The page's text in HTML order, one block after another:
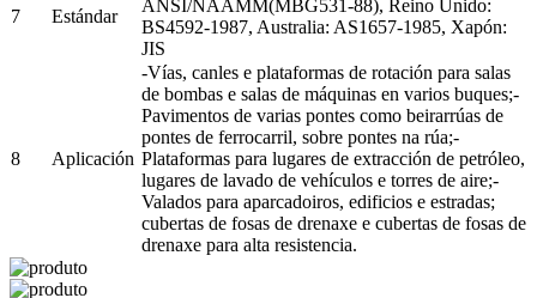
7 Estándar
ANSI/NAAMM(MBG531-88), Reino Unido:
BS4592-1987, Australia: AS1657-1985, Xapón:
JIS
8 Aplicación
-Vías, canles e plataformas de rotación para salas
de bombas e salas de máquinas en varios buques;-
Pavimentos de varias pontes como beirarrúas de
pontes de ferrocarril, sobre pontes na rúa;-
Plataformas para lugares de extracción de petróleo,
lugares de lavado de vehículos e torres de aire;-
Valados para aparcadoiros, edificios e estradas;
cubertas de fosas de drenaxe e cubertas de fosas de
drenaxe para alta resistencia.